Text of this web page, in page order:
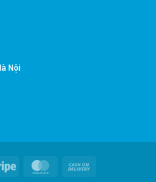
Stripe MasterCard